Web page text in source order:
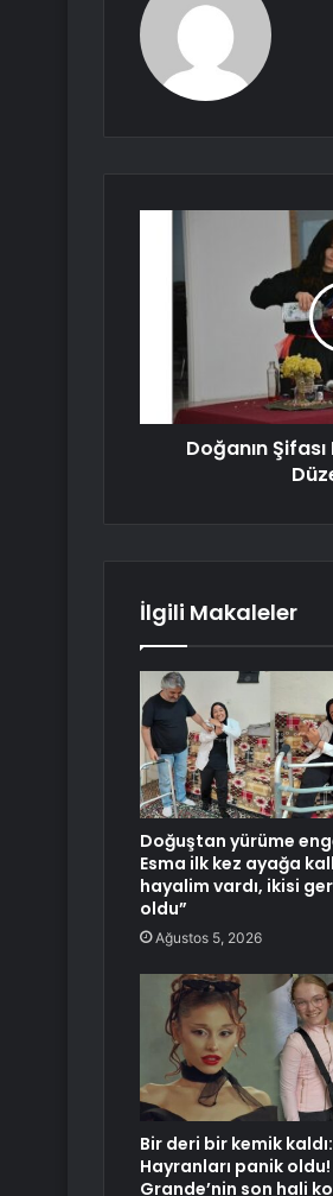
Doğanın
İlgili Makaleler
Doğuştan yürüme
Esma ilk kez ayağa
hayalim vardı, ikisi
oldu”
Ağustos 5, 2026
Bir deri bir kemik kaldı:
Hayranları panik
Grande’nin son hali